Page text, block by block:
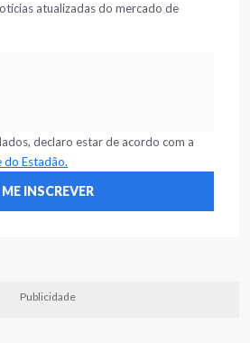
atualizadas do mercado de
declaro estar de acordo com a
do Estadão.
Publicidade